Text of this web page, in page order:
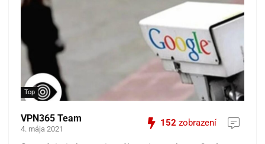
Top
VPN365 Team
4. mája 2021
152 zobrazení